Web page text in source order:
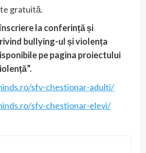
gratuită.
la conferință și
bullying-ul și violența
pe pagina proiectului
sfv-chestionar-adulti/
sfv-chestionar-elevi/